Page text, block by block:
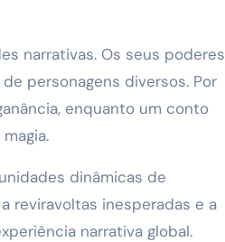
narrativas. Os seus poderes
personagens diversos. Por
enquanto um conto
dinâmicas de
reviravoltas inesperadas e a
narrativa global.